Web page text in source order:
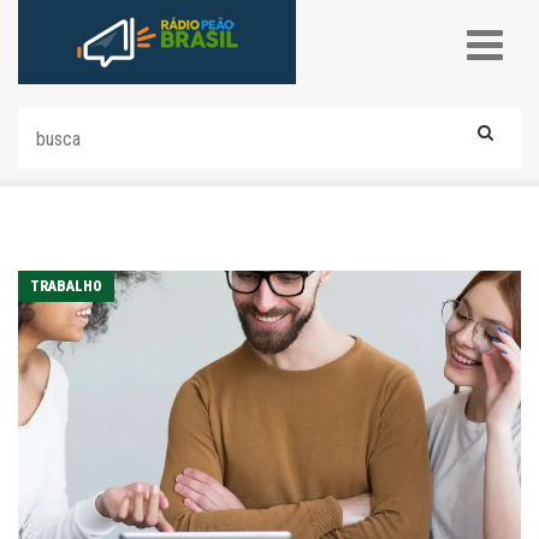
TRABALHO